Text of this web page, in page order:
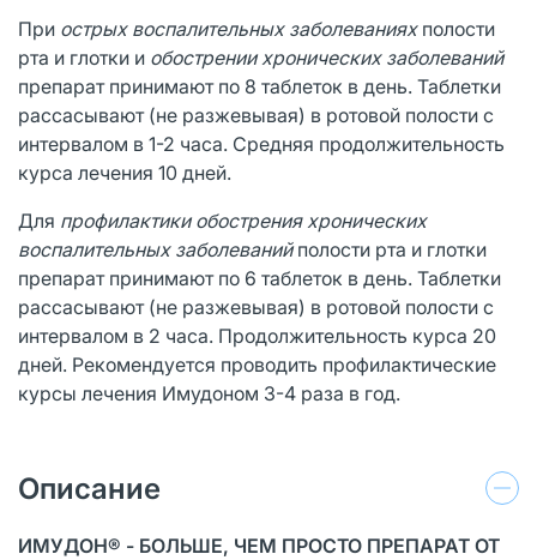
При острых воспалительных заболеваниях полости
рта и глотки и обострении хронических заболеваний
препарат принимают по 8 таблеток в день. Таблетки
рассасывают (не разжевывая) в ротовой полости с
интервалом в 1-2 часа. Средняя продолжительность
курса лечения 10 дней.
Для профилактики обострения хронических
воспалительных заболеванийполости рта и глотки
препарат принимают по 6 таблеток в день. Таблетки
рассасывают (не разжевывая) в ротовой полости с
интервалом в 2 часа. Продолжительность курса 20
дней. Рекомендуется проводить профилактические
курсы лечения Имудоном 3-4 раза в год.
Описание
ИМУДОН® - БОЛЬШЕ, ЧЕМ ПРОСТО ПРЕПАРАТ ОТ